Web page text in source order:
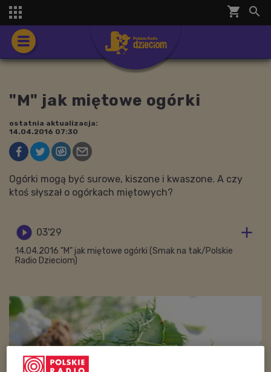
shopping_cart 

"M" jak miętowe ogórki
ostatnia aktualizacja:
14.04.2016 07:30
Ogórki mogą być surowe, kiszone i kwaszone. A czy
ktoś słyszał o ogórkach miętowych?
 03'29 
14.04.2016 "M" jak miętowe ogórki (Smak na tak/Polskie
Radio Dzieciom)